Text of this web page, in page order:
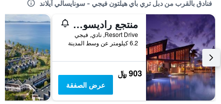
فنادق بالقرب من دبل تري باي هيلتون فيجي - سونايسالي آيلاند
منتجع راديسون بلو فيجي
Resort Drive, نادي, فيجي
6.2 كيلومتر عن وسط المدينة
903 ﷼
عرض الصفقة